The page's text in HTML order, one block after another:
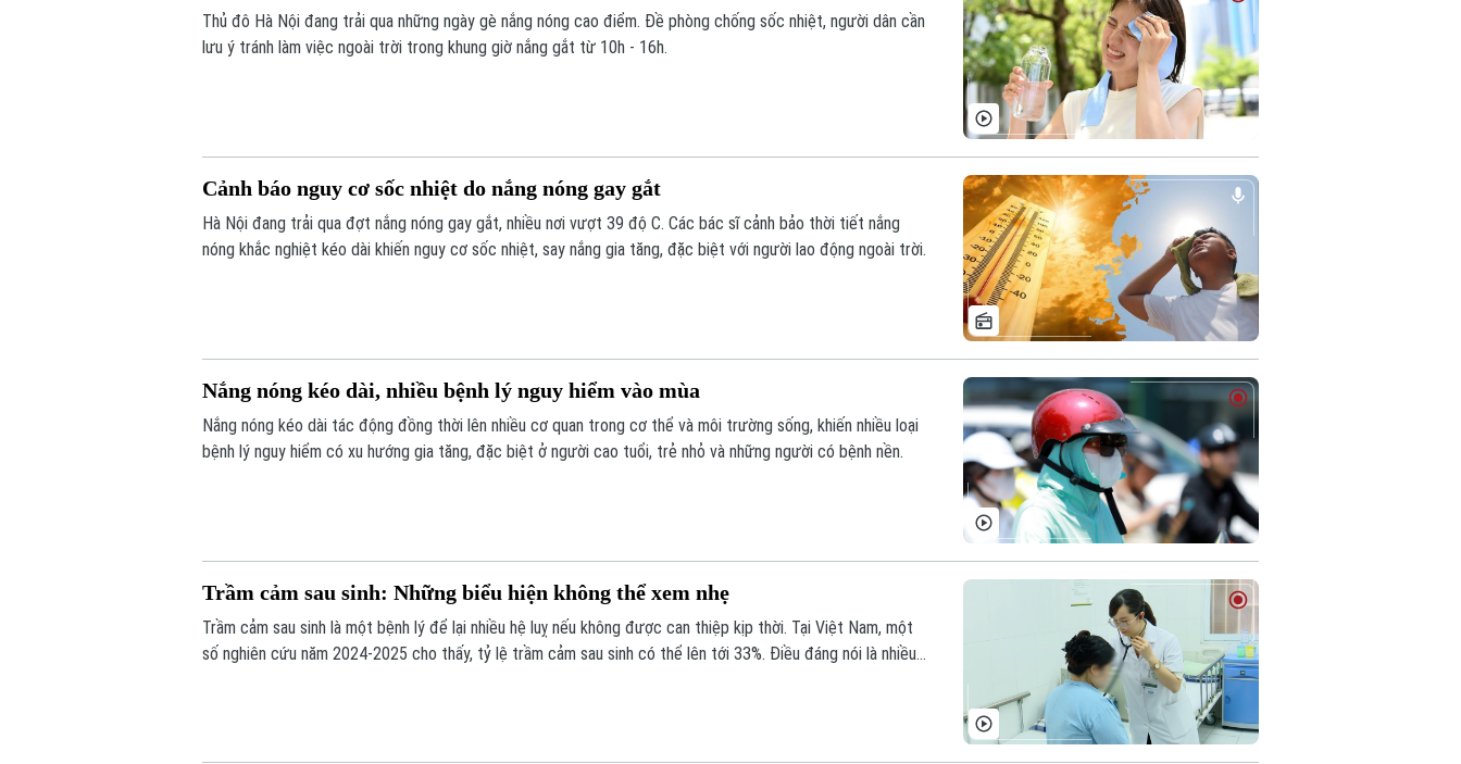
Thủ đô Hà Nội đang trải qua những ngày gè nắng nóng cao điểm. Đề phòng chống sốc nhiệt, người dân cần
lưu ý tránh làm việc ngoài trời trong khung giờ nắng gắt từ 10h - 16h.
Cảnh báo nguy cơ sốc nhiệt do nắng nóng gay gắt
Hà Nội đang trải qua đợt nắng nóng gay gắt, nhiều nơi vượt 39 độ C. Các bác sĩ cảnh bảo thời tiết nắng
nóng khắc nghiệt kéo dài khiến nguy cơ sốc nhiệt, say nắng gia tăng, đặc biệt với người lao động ngoài trời.
Nắng nóng kéo dài, nhiều bệnh lý nguy hiểm vào mùa
Nắng nóng kéo dài tác động đồng thời lên nhiều cơ quan trong cơ thể và môi trường sống, khiến nhiều loại
bệnh lý nguy hiểm có xu hướng gia tăng, đặc biệt ở người cao tuổi, trẻ nhỏ và những người có bệnh nền.
Trầm cảm sau sinh: Những biểu hiện không thể xem nhẹ
Trầm cảm sau sinh là một bệnh lý để lại nhiều hệ luỵ nếu không được can thiệp kịp thời. Tại Việt Nam, một
số nghiên cứu năm 2024-2025 cho thấy, tỷ lệ trầm cảm sau sinh có thể lên tới 33%. Điều đáng nói là nhiều